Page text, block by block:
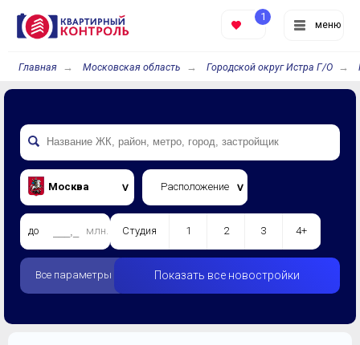
меню
1
Главная Московская область Городской округ Истра Г/О
Москва Расположение
до млн. Студия 1 2 3 4+
Все параметры Показать все новостройки